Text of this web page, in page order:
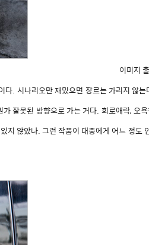
이미지
. 시나리오만 재밌으면 장르는 가리지 않
잘못된 방향으로 가는 거다. 희로애락, 오욕
지 않았나. 그런 작품이 대중에게 어느 정도